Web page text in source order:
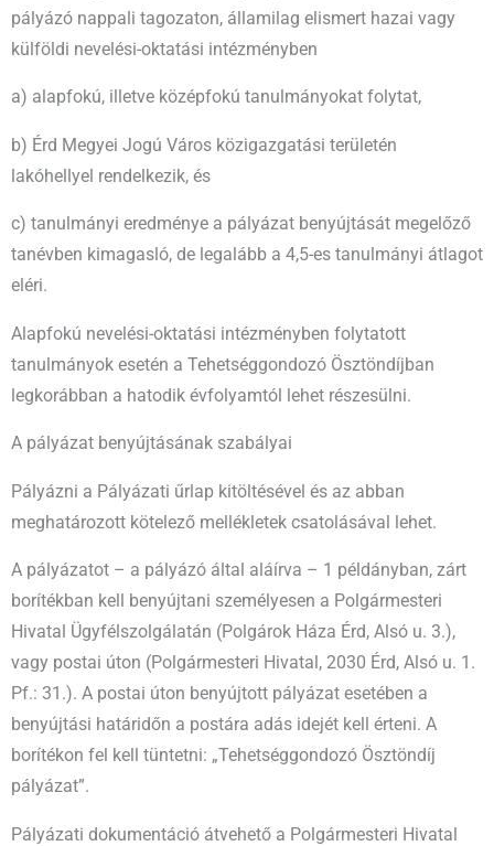
pályázó nappali tagozaton, államilag elismert hazai vagy
külföldi nevelési-oktatási intézményben
a) alapfokú, illetve középfokú tanulmányokat folytat,
b) Érd Megyei Jogú Város közigazgatási területén
lakóhellyel rendelkezik, és
c) tanulmányi eredménye a pályázat benyújtását megelőző
tanévben kimagasló, de legalább a 4,5-es tanulmányi átlagot
eléri.
Alapfokú nevelési-oktatási intézményben folytatott
tanulmányok esetén a Tehetséggondozó Ösztöndíjban
legkorábban a hatodik évfolyamtól lehet részesülni.
A pályázat benyújtásának szabályai
Pályázni a Pályázati űrlap kitöltésével és az abban
meghatározott kötelező mellékletek csatolásával lehet.
A pályázatot – a pályázó által aláírva – 1 példányban, zárt
borítékban kell benyújtani személyesen a Polgármesteri
Hivatal Ügyfélszolgálatán (Polgárok Háza Érd, Alsó u. 3.),
vagy postai úton (Polgármesteri Hivatal, 2030 Érd, Alsó u. 1.
Pf.: 31.). A postai úton benyújtott pályázat esetében a
benyújtási határidőn a postára adás idejét kell érteni. A
borítékon fel kell tüntetni: „Tehetséggondozó Ösztöndíj
pályázat”.
Pályázati dokumentáció átvehető a Polgármesteri Hivatal